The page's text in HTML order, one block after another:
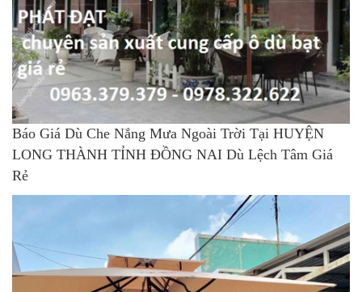
Báo Giá Dù Che Nắng Mưa Ngoài Trời Tại HUYỆN
LONG THÀNH TỈNH ĐỒNG NAI Dù Lệch Tâm Giá
Rẻ